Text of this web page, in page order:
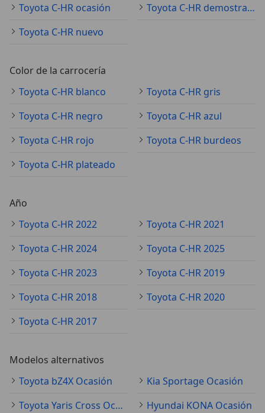
Toyota C-HR ocasión
Toyota C-HR demostración
Toyota C-HR nuevo
Color de la carrocería
Toyota C-HR blanco
Toyota C-HR gris
Toyota C-HR negro
Toyota C-HR azul
Toyota C-HR rojo
Toyota C-HR burdeos
Toyota C-HR plateado
Año
Toyota C-HR 2022
Toyota C-HR 2021
Toyota C-HR 2024
Toyota C-HR 2025
Toyota C-HR 2023
Toyota C-HR 2019
Toyota C-HR 2018
Toyota C-HR 2020
Toyota C-HR 2017
Modelos alternativos
Toyota bZ4X Ocasión
Kia Sportage Ocasión
Toyota Yaris Cross Ocasión
Hyundai KONA Ocasión